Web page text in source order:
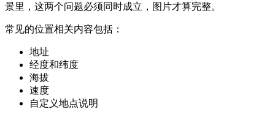
景里，这两个问题必须同时成立，图片才算完整。
常见的位置相关内容包括：
地址
经度和纬度
海拔
速度
自定义地点说明